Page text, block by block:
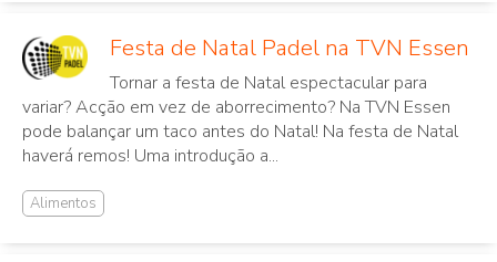
Festa de Natal Padel na TVN Essen
Tornar a festa de Natal espectacular para
variar? Acção em vez de aborrecimento? Na TVN Essen
pode balançar um taco antes do Natal! Na festa de Natal
haverá remos! Uma introdução a...
Alimentos